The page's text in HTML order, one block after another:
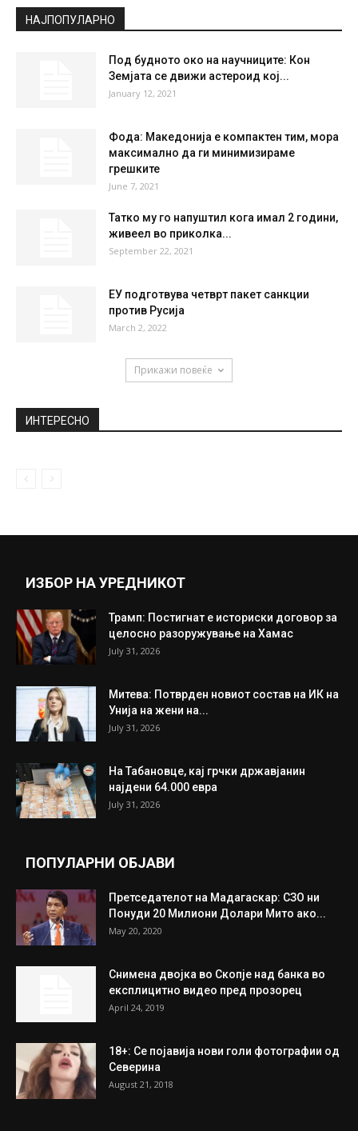
НАЈПОПУЛАРНО
Под будното око на научниците: Кон
Земјата се движи астероид кој...
January 12, 2021
Фода: Македонија е компактен тим, мора
максимално да ги минимизираме
грешките
June 7, 2021
Татко му го напуштил кога имал 2 години,
живеел во приколка...
September 22, 2021
ЕУ подготвува четврт пакет санкции
против Русија
March 2, 2022
Прикажи повеќе
ИНТЕРЕСНО
ИЗБОР НА УРЕДНИКОТ
Трамп: Постигнат е историски договор за
целосно разоружување на Хамас
July 31, 2026
Митева: Потврден новиот состав на ИК на
Унија на жени на...
July 31, 2026
На Табановце, кај грчки државјанин
најдени 64.000 евра
July 31, 2026
ПОПУЛАРНИ ОБЈАВИ
Претседателот на Мадагаскар: СЗО ни
Понуди 20 Милиони Долари Мито ако...
May 20, 2020
Снимена двојка во Скопје над банка во
експлицитно видео пред прозорец
April 24, 2019
18+: Се појавија нови голи фотографии од
Северина
August 21, 2018